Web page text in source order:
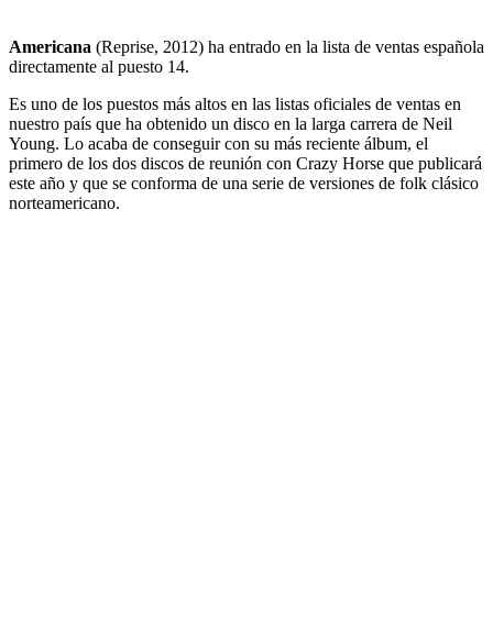
Americana (Reprise, 2012) ha entrado en la lista de ventas española
directamente al puesto 14.
Es uno de los puestos más altos en las listas oficiales de ventas en
nuestro país que ha obtenido un disco en la larga carrera de Neil
Young. Lo acaba de conseguir con su más reciente álbum, el
primero de los dos discos de reunión con Crazy Horse que publicará
este año y que se conforma de una serie de versiones de folk clásico
norteamericano.